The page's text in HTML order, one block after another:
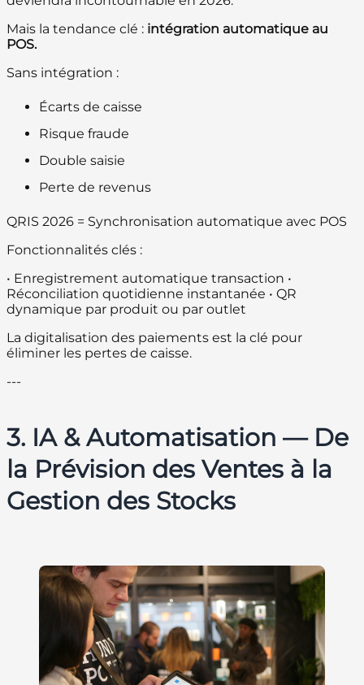
Mais la tendance clé : intégration automatique au
POS.
Sans intégration :
Écarts de caisse
Risque fraude
Double saisie
Perte de revenus
QRIS 2026 = Synchronisation automatique avec POS
Fonctionnalités clés :
• Enregistrement automatique transaction •
Réconciliation quotidienne instantanée • QR
dynamique par produit ou par outlet
La digitalisation des paiements est la clé pour
éliminer les pertes de caisse.
---
3. IA & Automatisation — De
la Prévision des Ventes à la
Gestion des Stocks